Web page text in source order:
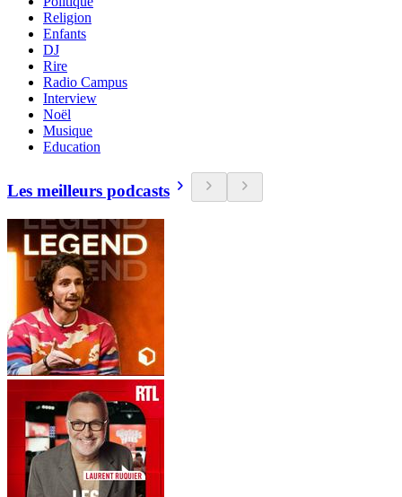
Religion
Enfants
DJ
Rire
Radio Campus
Interview
Noël
Musique
Education
Les meilleurs podcasts